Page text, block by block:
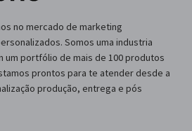
no mercado de marketing
Somos uma industria
um portfólio de mais de 100 produtos
prontos para te atender desde a
produção, entrega e pós